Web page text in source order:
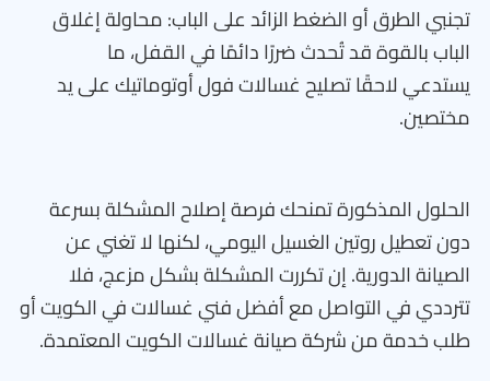
تجنبي الطرق أو الضغط الزائد على الباب: محاولة إغلاق
الباب بالقوة قد تُحدث ضررًا دائمًا في القفل، ما
يستدعي لاحقًا تصليح غسالات فول أوتوماتيك على يد
مختصين.
الحلول المذكورة تمنحك فرصة إصلاح المشكلة بسرعة
دون تعطيل روتين الغسيل اليومي، لكنها لا تغني عن
الصيانة الدورية. إن تكررت المشكلة بشكل مزعج، فلا
تترددي في التواصل مع أفضل فني غسالات في الكويت أو
طلب خدمة من شركة صيانة غسالات الكويت المعتمدة.